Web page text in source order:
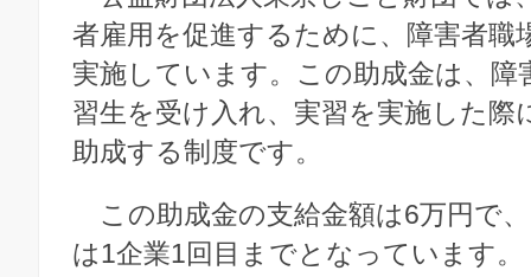
者雇用を促進するために、障害者職
実施しています。この助成金は、障
習生を受け入れ、実習を実施した際
助成する制度です。
この助成金の支給金額は6万円で
は1企業1回目までとなっています。